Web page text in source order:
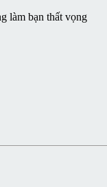
làm bạn thất vọng